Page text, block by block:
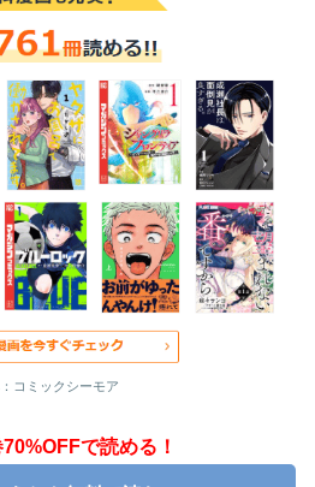
コミックシーモア
で読める！